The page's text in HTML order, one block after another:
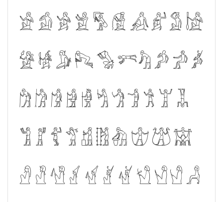
𓀀 𓀁 𓀂 𓀃 𓀄 𓀆 𓀉 𓀊 𓀋 𓀌
𓀍 𓀎 𓀏 𓀐𓀑 𓀒𓀓 𓀔 𓀕 𓀖
𓀗 𓀘 𓀙 𓀚 𓀛 𓀜 𓀝𓀞 𓀟 𓀠 𓀡
𓀢 𓀣 𓀤 𓀦𓀧 𓀨𓀩 𓀪𓀫𓀬
𓀭 𓀯 𓀰 𓀲 𓀴 𓀵 𓀷 𓀸 𓀹𓀺 𓀻